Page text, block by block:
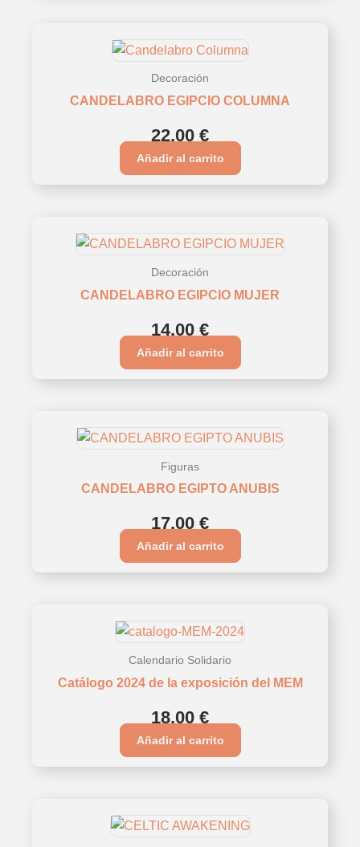
Decoración
CANDELABRO EGIPCIO COLUMNA
22,00 €
Añadir al carrito
Decoración
CANDELABRO EGIPCIO MUJER
14,00 €
Añadir al carrito
Figuras
CANDELABRO EGIPTO ANUBIS
17,00 €
Añadir al carrito
Calendario Solidario
Catálogo 2024 de la exposición del MEM
18,00 €
Añadir al carrito